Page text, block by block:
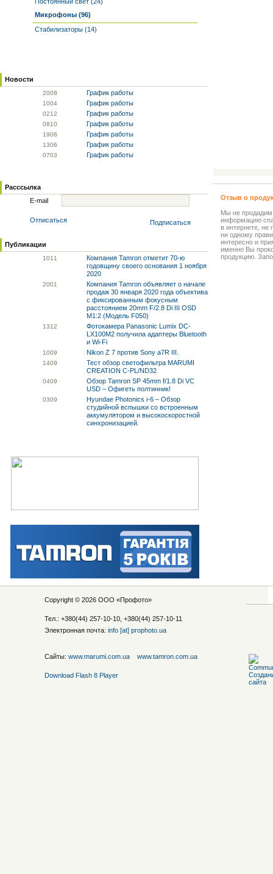
Микрофоны (96)
Стабилизаторы (14)
Новости
2008 График работы
1004 График работы
0212 График работы
0810 График работы
1908 График работы
1306 График работы
0703 График работы
Расссылка
E-mail
Отписаться Подписаться
Публикации
1011
Компания Tamron отметит 70-ю
годовщину своего основания 1 ноября
2020
2001
Компания Tamron объявляет о начале
продаж 30 января 2020 года объектива
с фиксированным фокусным
расстоянием 20mm F/2.8 Di III OSD
M1:2 (Модель F050)
1312
Фотокамера Panasonic Lumix DC-
LX100M2 получила адаптеры Bluetooth
и Wi-Fi
1009 Nikon Z 7 против Sony a7R III.
1409
Тест обзор светофильтра MARUMI
CREATION C-PL/ND32
0409
Обзор Tamron SP 45mm f/1.8 Di VC
USD – Офигеть полтинник!
0309
Hyundae Photonics i-6 – Обзор
студийной вспышки со встроенным
аккумулятором и высокоскоростной
синхронизацией.
Отзыв о
Мы не
информацию
в интернете, не
ни одному
интересно и
именно Вы
продукцию.
Copyright © 2026 ООО «Профото»
Тел.: +380(44) 257-10-10, +380(44) 257-10-11
Электронная почта: info [at] prophoto.ua
Сайты: www.marumi.com.ua www.tamron.com.ua
Download Flash 8 Player